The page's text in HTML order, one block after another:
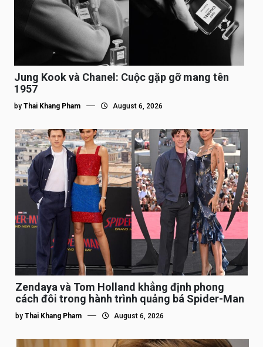
Jung Kook và Chanel: Cuộc gặp gỡ mang tên
1957
by Thai Khang Pham August 6, 2026
Zendaya và Tom Holland khẳng định phong
cách đôi trong hành trình quảng bá Spider-Man
by Thai Khang Pham August 6, 2026